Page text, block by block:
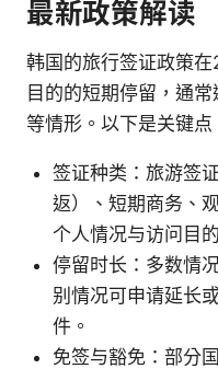
最新政策解读
韩国的旅行签证政策
目的的短期停留，通
等情形。以下是关键点
签证种类：旅游签
返）、短期商务、
个人情况与访问目
停留时长：多数情
别情况可申请延长
件。
免签与豁免：部分